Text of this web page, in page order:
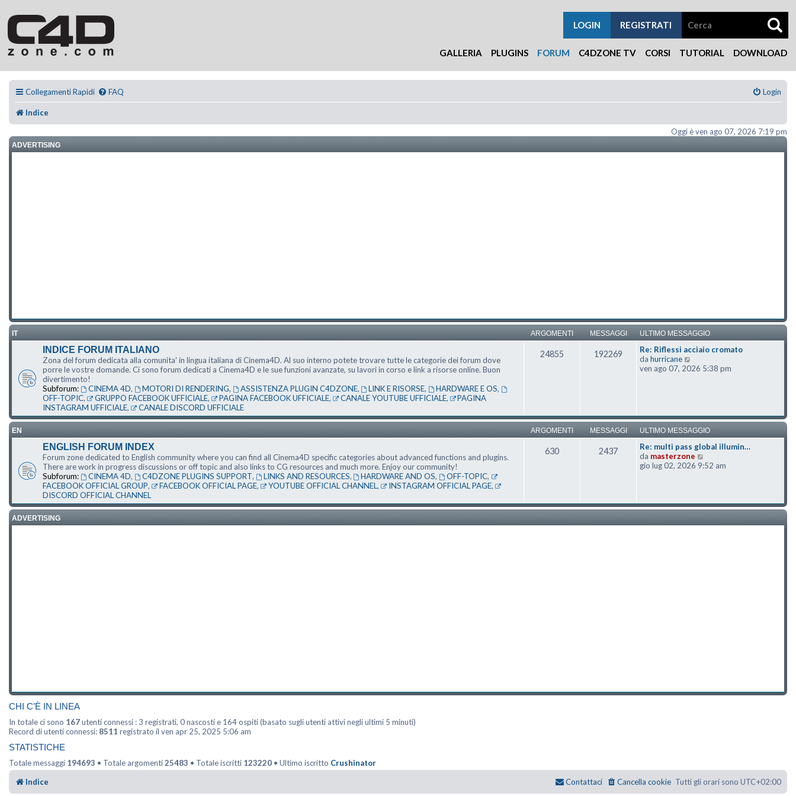
GALLERIA PLUGINS FORUM C4DZONE TV CORSI TUTORIAL DOWNLOAD
REGISTRATI
LOGIN
Collegamenti Rapidi FAQ Login
Indice
Oggi è ven ago 07, 2026 7:19 pm
ADVERTISING
IT ARGOMENTI MESSAGGI ULTIMO MESSAGGIO
INDICE FORUM ITALIANO
Zona del forum dedicata alla comunita' in lingua italiana di Cinema4D. Al suo interno potete trovare tutte le categorie dei forum dove
porre le vostre domande. Ci sono forum dedicati a Cinema4D e le sue funzioni avanzate, su lavori in corso e link a risorse online. Buon
divertimento!
Subforum:
CINEMA 4D, MOTORI DI RENDERING, ASSISTENZA PLUGIN C4DZONE, LINK E RISORSE, HARDWARE E OS,
OFF-TOPIC, GRUPPO FACEBOOK UFFICIALE, PAGINA FACEBOOK UFFICIALE, CANALE YOUTUBE UFFICIALE,
PAGINA
INSTAGRAM UFFICIALE, CANALE DISCORD UFFICIALE
24855 192269
Re: Riflessi acciaio cromato
da hurricane
ven ago 07, 2026 5:38 pm
EN ARGOMENTI MESSAGGI ULTIMO MESSAGGIO
ENGLISH FORUM INDEX
Forum zone dedicated to English community where you can find all Cinema4D specific categories about advanced functions and plugins.
There are work in progress discussions or off topic and also links to CG resources and much more. Enjoy our community!
Subforum:
CINEMA 4D, C4DZONE PLUGINS SUPPORT, LINKS AND RESOURCES, HARDWARE AND OS, OFF-TOPIC,
FACEBOOK OFFICIAL GROUP, FACEBOOK OFFICIAL PAGE, YOUTUBE OFFICIAL CHANNEL, INSTAGRAM OFFICIAL PAGE,
DISCORD OFFICIAL CHANNEL
630 2437
Re: multi pass global illumin…
da masterzone
gio lug 02, 2026 9:52 am
ADVERTISING
CHI C’È IN LINEA
In totale ci sono 167utenti connessi : 3 registrati, 0 nascosti e 164 ospiti (basato sugli utenti attivi negli ultimi 5 minuti)
Record di utenti connessi: 8511 registrato il ven apr 25, 2025 5:06 am
STATISTICHE
Totale messaggi 194693 • Totale argomenti25483 • Totale iscritti 123220 • Ultimo iscritto Crushinator
Indice
Tutti gli orari sono UTC+02:00
Cancella cookie
Contattaci